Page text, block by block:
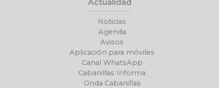
Actualidad
Noticias
Agenda
Avisos
Aplicación para móviles
Canal WhatsApp
Cabanillas Informa
Onda Cabanillas